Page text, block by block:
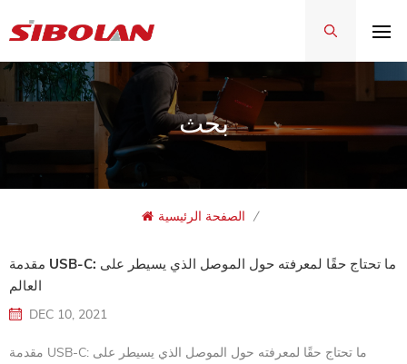
بحث
الصفحة الرئيسية /
مقدمة USB-C: ما تحتاج حقًا لمعرفته حول الموصل الذي يسيطر على
العالم
DEC 10, 2021
مقدمة USB-C: ما تحتاج حقًا لمعرفته حول الموصل الذي يسيطر على